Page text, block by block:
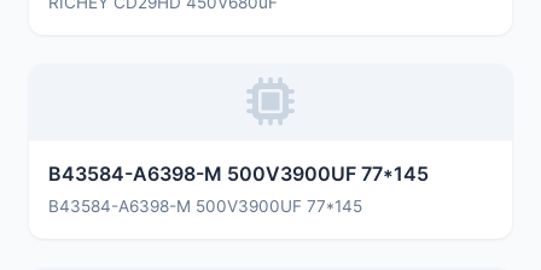
B43584-A6398-M 500V3900UF 77*145
B43584-A6398-M 500V3900UF 77*145